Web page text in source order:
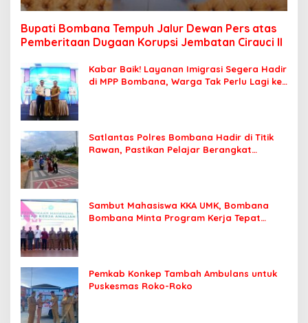
Bupati Bombana Tempuh Jalur Dewan Pers atas
Pemberitaan Dugaan Korupsi Jembatan Cirauci II
Kabar Baik! Layanan Imigrasi Segera Hadir
di MPP Bombana, Warga Tak Perlu Lagi ke
Satlantas Polres Bombana Hadir di Titik
Rawan, Pastikan Pelajar Berangkat
Sambut Mahasiswa KKA UMK, Bombana
Bombana Minta Program Kerja Tepat
Pemkab Konkep Tambah Ambulans untuk
Puskesmas Roko-Roko